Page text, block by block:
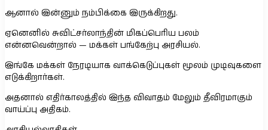
ஆனால் இன்னும் நம்பிக்கை இருக்கிறது.
ஏனெனில் சுவிட்சர்லாந்தின் மிகப்பெரிய பலம்
என்னவென்றால் — மக்கள் பங்கேற்பு அரசியல்.
இங்கே மக்கள் நேரடியாக வாக்கெடுப்புகள் மூலம் முடிவுகளை
எடுக்கிறார்கள்.
அதனால் எதிர்காலத்தில் இந்த விவாதம் மேலும் தீவிரமாகும்
வாய்ப்பு அதிகம்.